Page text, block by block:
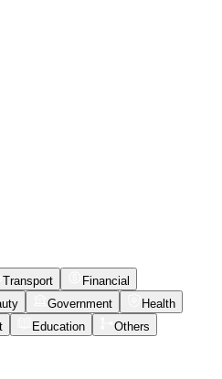
Transport
Financial
Government
Health
Education Others